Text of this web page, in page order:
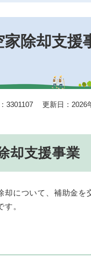
除却支援
3301107 更新日：2026
却支援事業
について、補助金を
。